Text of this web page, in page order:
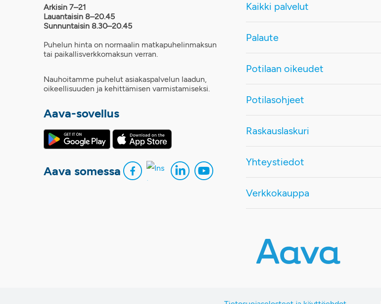
Arkisin 7–21
Lauantaisin 8–20.45
Sunnuntaisin 8.30–20.45
Puhelun hinta on normaalin matkapuhelinmaksun
tai paikallisverkkomaksun verran.
Nauhoitamme puhelut asiakaspalvelun laadun,
oikeellisuuden ja kehittämisen varmistamiseksi.
Aava-sovellus
Aava somessa
Kaikki palvelut
Palaute
Potilaan oikeudet
Potilasohjeet
Raskauslaskuri
Yhteystiedot
Verkkokauppa